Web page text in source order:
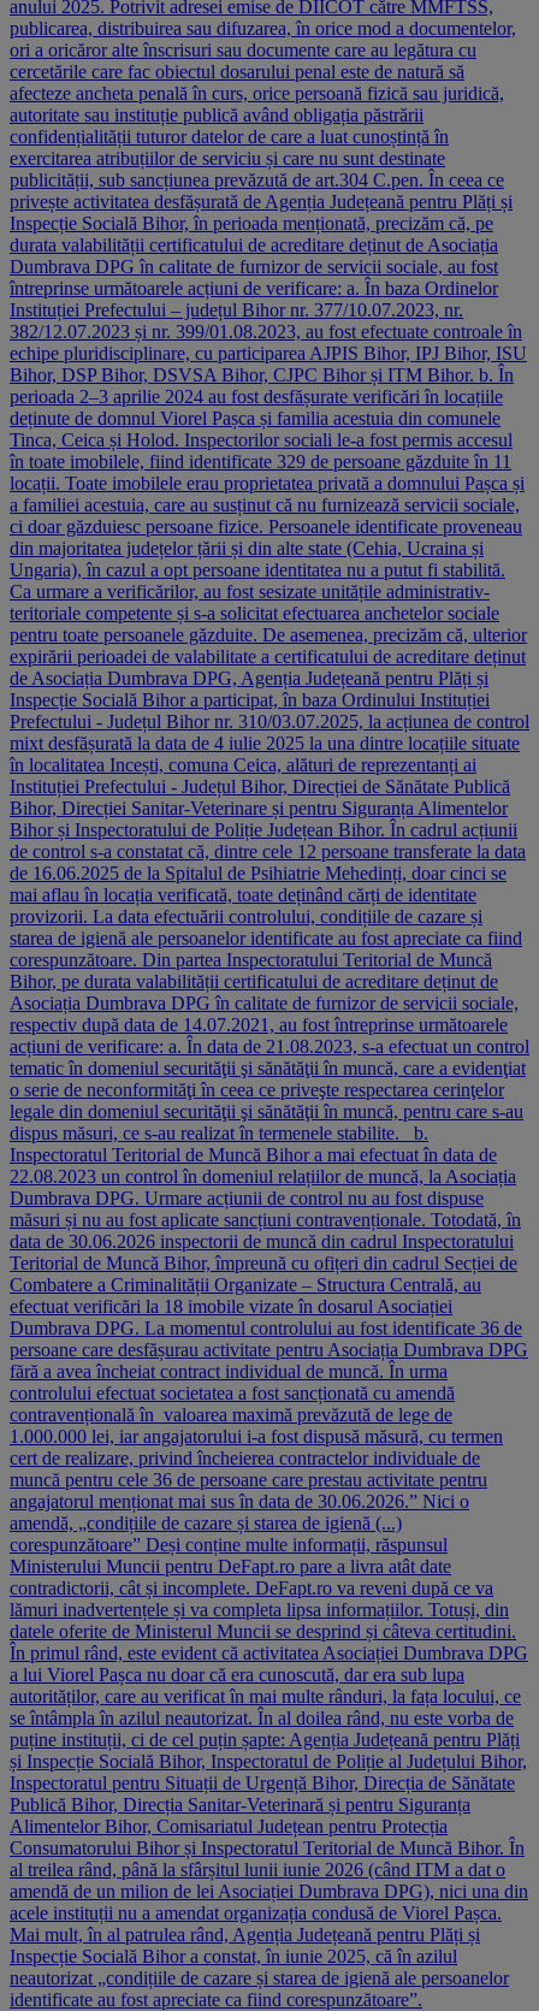
anului 2025. Potrivit adresei emise de DIICOT către MMFTSS,
publicarea, distribuirea sau difuzarea, în orice mod a documentelor,
ori a oricăror alte înscrisuri sau documente care au legătura cu
cercetările care fac obiectul dosarului penal este de natură să
afecteze ancheta penală în curs, orice persoană fizică sau juridică,
autoritate sau instituție publică având obligația păstrării
confidențialității tuturor datelor de care a luat cunoștință în
exercitarea atribuțiilor de serviciu și care nu sunt destinate
publicității, sub sancțiunea prevăzută de art.304 C.pen. În ceea ce
privește activitatea desfășurată de Agenția Județeană pentru Plăți și
Inspecție Socială Bihor, în perioada menționată, precizăm că, pe
durata valabilității certificatului de acreditare deținut de Asociația
Dumbrava DPG în calitate de furnizor de servicii sociale, au fost
întreprinse următoarele acțiuni de verificare: a. În baza Ordinelor
Instituției Prefectului – județul Bihor nr. 377/10.07.2023, nr.
382/12.07.2023 și nr. 399/01.08.2023, au fost efectuate controale în
echipe pluridisciplinare, cu participarea AJPIS Bihor, IPJ Bihor, ISU
Bihor, DSP Bihor, DSVSA Bihor, CJPC Bihor și ITM Bihor. b. În
perioada 2–3 aprilie 2024 au fost desfășurate verificări în locațiile
deținute de domnul Viorel Pașca și familia acestuia din comunele
Tinca, Ceica și Holod. Inspectorilor sociali le-a fost permis accesul
în toate imobilele, fiind identificate 329 de persoane găzduite în 11
locații. Toate imobilele erau proprietatea privată a domnului Pașca și
a familiei acestuia, care au susținut că nu furnizează servicii sociale,
ci doar găzduiesc persoane fizice. Persoanele identificate proveneau
din majoritatea județelor țării și din alte state (Cehia, Ucraina și
Ungaria), în cazul a opt persoane identitatea nu a putut fi stabilită.
Ca urmare a verificărilor, au fost sesizate unitățile administrativ-
teritoriale competente și s-a solicitat efectuarea anchetelor sociale
pentru toate persoanele găzduite. De asemenea, precizăm că, ulterior
expirării perioadei de valabilitate a certificatului de acreditare deținut
de Asociația Dumbrava DPG, Agenția Județeană pentru Plăți și
Inspecție Socială Bihor a participat, în baza Ordinului Instituției
Prefectului - Județul Bihor nr. 310/03.07.2025, la acțiunea de control
mixt desfășurată la data de 4 iulie 2025 la una dintre locațiile situate
în localitatea Incești, comuna Ceica, alături de reprezentanți ai
Instituției Prefectului - Județul Bihor, Direcției de Sănătate Publică
Bihor, Direcției Sanitar-Veterinare și pentru Siguranța Alimentelor
Bihor și Inspectoratului de Poliție Județean Bihor. În cadrul acțiunii
de control s-a constatat că, dintre cele 12 persoane transferate la data
de 16.06.2025 de la Spitalul de Psihiatrie Mehedinți, doar cinci se
mai aflau în locația verificată, toate deținând cărți de identitate
provizorii. La data efectuării controlului, condițiile de cazare și
starea de igienă ale persoanelor identificate au fost apreciate ca fiind
corespunzătoare. Din partea Inspectoratului Teritorial de Muncă
Bihor, pe durata valabilității certificatului de acreditare deținut de
Asociația Dumbrava DPG în calitate de furnizor de servicii sociale,
respectiv după data de 14.07.2021, au fost întreprinse următoarele
acțiuni de verificare: a. În data de 21.08.2023, s-a efectuat un control
tematic în domeniul securităţii şi sănătăţii în muncă, care a evidenţiat
o serie de neconformităţi în ceea ce priveşte respectarea cerinţelor
legale din domeniul securităţii şi sănătăţii în muncă, pentru care s-au
dispus măsuri, ce s-au realizat în termenele stabilite. b.
Inspectoratul Teritorial de Muncă Bihor a mai efectuat în data de
22.08.2023 un control în domeniul relațiilor de muncă, la Asociația
Dumbrava DPG. Urmare acțiunii de control nu au fost dispuse
măsuri și nu au fost aplicate sancțiuni contravenționale. Totodată, în
data de 30.06.2026 inspectorii de muncă din cadrul Inspectoratului
Teritorial de Muncă Bihor, împreună cu ofițeri din cadrul Secției de
Combatere a Criminalității Organizate – Structura Centrală, au
efectuat verificări la 18 imobile vizate în dosarul Asociației
Dumbrava DPG. La momentul controlului au fost identificate 36 de
persoane care desfășurau activitate pentru Asociația Dumbrava DPG
fără a avea încheiat contract individual de muncă. În urma
controlului efectuat societatea a fost sancționată cu amendă
contravențională în valoarea maximă prevăzută de lege de
1.000.000 lei, iar angajatorului i-a fost dispusă măsură, cu termen
cert de realizare, privind încheierea contractelor individuale de
muncă pentru cele 36 de persoane care prestau activitate pentru
angajatorul menționat mai sus în data de 30.06.2026.” Nici o
amendă, „condițiile de cazare și starea de igienă (...)
corespunzătoare” Deși conține multe informații, răspunsul
Ministerului Muncii pentru DeFapt.ro pare a livra atât date
contradictorii, cât și incomplete. DeFapt.ro va reveni după ce va
lămuri inadvertențele și va completa lipsa informațiilor. Totuși, din
datele oferite de Ministerul Muncii se desprind și câteva certitudini.
În primul rând, este evident că activitatea Asociației Dumbrava DPG
a lui Viorel Pașca nu doar că era cunoscută, dar era sub lupa
autorităților, care au verificat în mai multe rânduri, la fața locului, ce
se întâmpla în azilul neautorizat. În al doilea rând, nu este vorba de
puține instituții, ci de cel puțin șapte: Agenția Județeană pentru Plăți
și Inspecție Socială Bihor, Inspectoratul de Poliție al Județului Bihor,
Inspectoratul pentru Situații de Urgență Bihor, Direcția de Sănătate
Publică Bihor, Direcția Sanitar-Veterinară și pentru Siguranța
Alimentelor Bihor, Comisariatul Județean pentru Protecția
Consumatorului Bihor și Inspectoratul Teritorial de Muncă Bihor. În
al treilea rând, până la sfârșitul lunii iunie 2026 (când ITM a dat o
amendă de un milion de lei Asociației Dumbrava DPG), nici una din
acele instituții nu a amendat organizația condusă de Viorel Pașca.
Mai mult, în al patrulea rând, Agenția Județeană pentru Plăți și
Inspecție Socială Bihor a constat, în iunie 2025, că în azilul
neautorizat „condițiile de cazare și starea de igienă ale persoanelor
identificate au fost apreciate ca fiind corespunzătoare”.